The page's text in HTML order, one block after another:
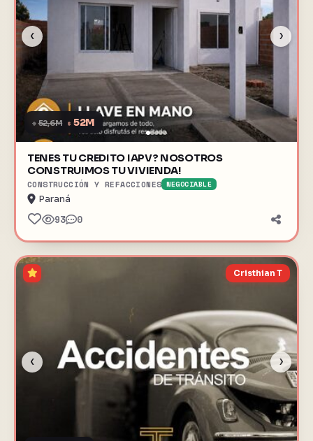
‹ ›
$ 52,6M $ 52M
TENES TU CREDITO IAPV? NOSOTROS
CONSTRUIMOS TU VIVIENDA!
CONSTRUCCIÓN Y REFACCIONES NEGOCIABLE
Paraná
93 0
‹ ›
Cristhian T